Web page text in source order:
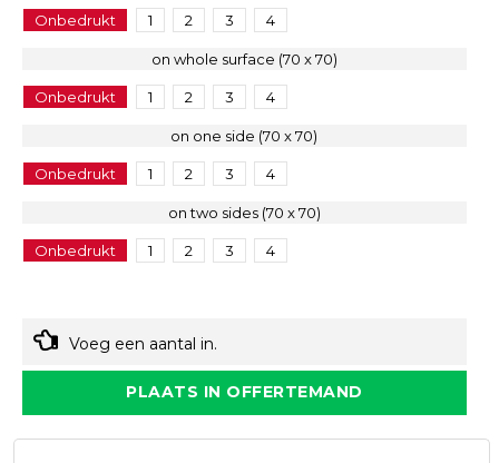
Onbedrukt 1 2 3 4
on whole surface (70 x 70)
Onbedrukt 1 2 3 4
on one side (70 x 70)
Onbedrukt 1 2 3 4
on two sides (70 x 70)
Onbedrukt 1 2 3 4
Voeg een aantal in.
PLAATS IN OFFERTEMAND